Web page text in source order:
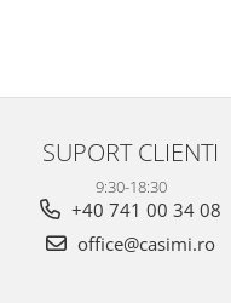
SUPORT CLIENTI
9:30-18:30
+40 741 00 34 08
office@casimi.ro